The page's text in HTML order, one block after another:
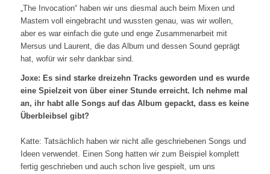
„The Invocation“ haben wir uns diesmal auch beim Mixen und
Mastern voll eingebracht und wussten genau, was wir wollen,
aber es war einfach die gute und enge Zusammenarbeit mit
Mersus und Laurent, die das Album und dessen Sound geprägt
hat, wofür wir sehr dankbar sind.
Joxe: Es sind starke dreizehn Tracks geworden und es wurde
eine Spielzeit von über einer Stunde erreicht. Ich nehme mal
an, ihr habt alle Songs auf das Album gepackt, dass es keine
Überbleibsel gibt?
Katte: Tatsächlich haben wir nicht alle geschriebenen Songs und
Ideen verwendet. Einen Song hatten wir zum Beispiel komplett
fertig geschrieben und auch schon live gespielt, um uns